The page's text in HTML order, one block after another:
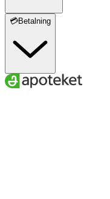
💳Betalning